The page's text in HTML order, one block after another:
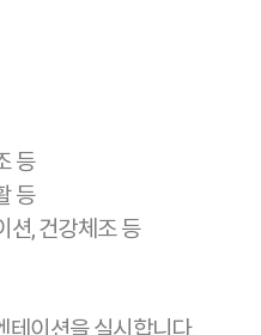
등
등
션, 건강체조 등